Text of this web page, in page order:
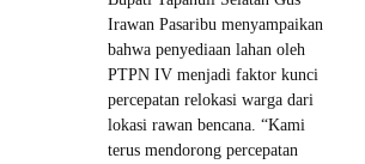
Irawan Pasaribu menyampaikan
bahwa penyediaan lahan oleh
PTPN IV menjadi faktor kunci
percepatan relokasi warga dari
lokasi rawan bencana. “Kami
terus mendorong percepatan